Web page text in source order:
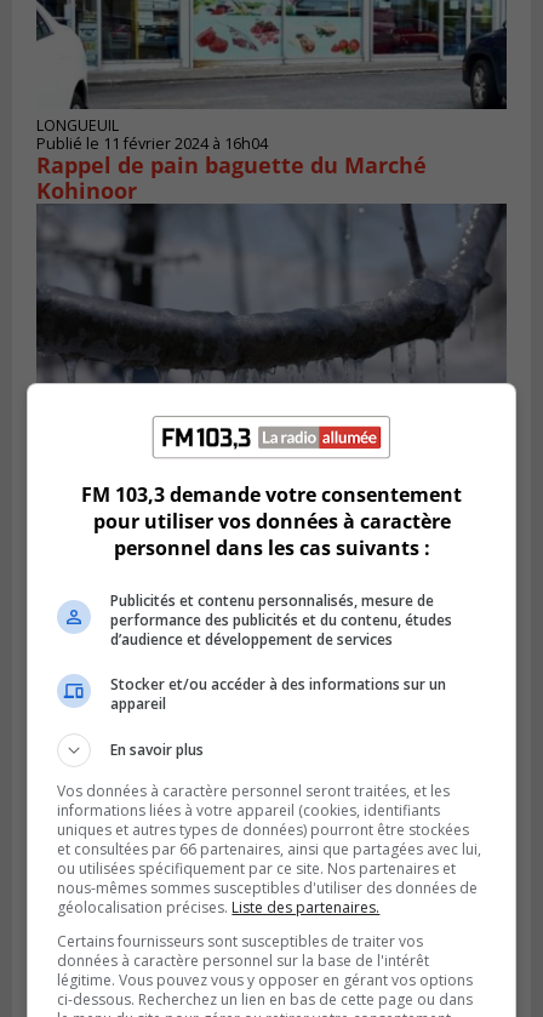
LONGUEUIL
Publié le 11 février 2024 à 16h04
Rappel de pain baguette du Marché
Kohinoor
Publié le 24 janvier 2024 à 14h49
Verglas : 10 mm attendus sur la Rive-Sud
SAINT-LAMBERT
Publié le 7 janvier 2024 à 09h42
Bris d’aqueduc à Saint-Lambert
FM 103,3 demande votre consentement
pour utiliser vos données à caractère
personnel dans les cas suivants :
Publicités et contenu personnalisés, mesure de
performance des publicités et du contenu, études
d’audience et développement de services
Stocker et/ou accéder à des informations sur un
appareil
En savoir plus
Vos données à caractère personnel seront traitées, et les
informations liées à votre appareil (cookies, identifiants
uniques et autres types de données) pourront être stockées
et consultées par 66 partenaires, ainsi que partagées avec lui,
ou utilisées spécifiquement par ce site. Nos partenaires et
nous-mêmes sommes susceptibles d'utiliser des données de
géolocalisation précises. Liste des partenaires.
Certains fournisseurs sont susceptibles de traiter vos
données à caractère personnel sur la base de l'intérêt
légitime. Vous pouvez vous y opposer en gérant vos options
ci-dessous. Recherchez un lien en bas de cette page ou dans